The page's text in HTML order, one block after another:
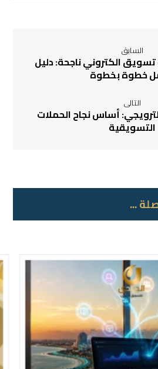
السابق
الكتروني ناجحة: دليل
خطوة بخطوة
التالى
أساس نجاح الحملات
التسويقية
...